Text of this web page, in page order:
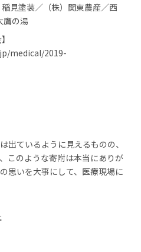
⾒塗装／（株）関東農産／⻄
鷹の湯
medical/2019-
出ているように⾒えるものの、
このような寄附は本当にありが
思いを⼤事にして、医療現場に